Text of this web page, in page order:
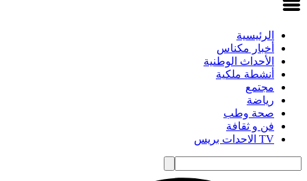
الرئيسية
أخبار مكناس
الأحداث الوطنية
أنشطة ملكية
مجتمع
رياضة
صحة وطب
فن و ثقافة
TV الاحدات بريس